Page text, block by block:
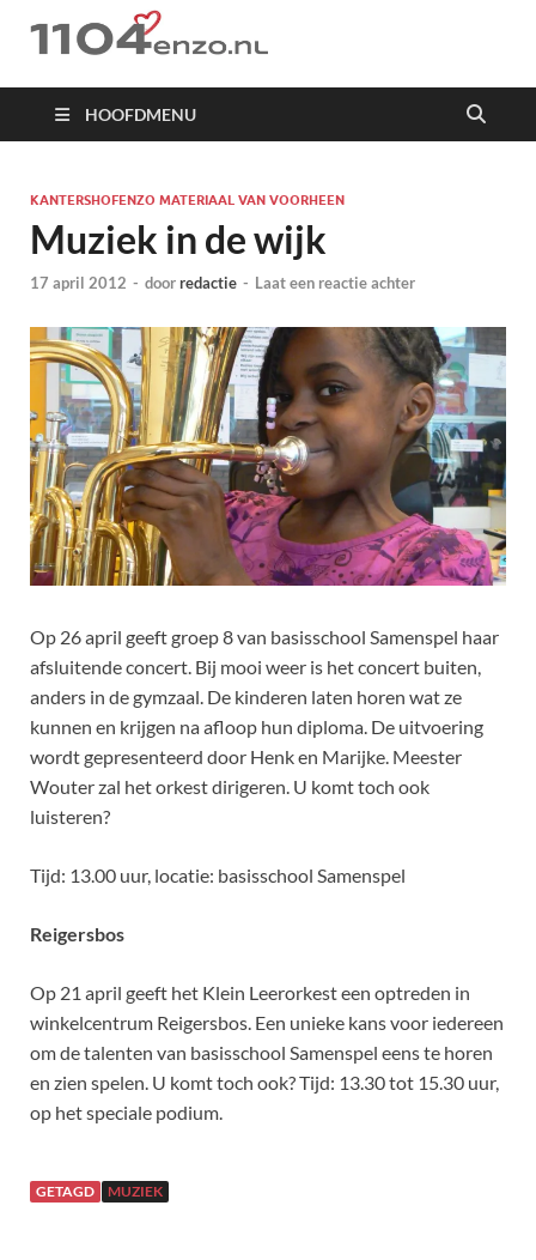
1104 en zo
HOOFDMENU
KANTERSHOFENZO MATERIAAL VAN VOORHEEN
Muziek in de wijk
17 april 2012 - doorredactie - Laat een reactie achter
Op 26 april geeft groep 8 van basisschool Samenspel haar
afsluitende concert. Bij mooi weer is het concert buiten,
anders in de gymzaal. De kinderen laten horen wat ze
kunnen en krijgen na afloop hun diploma. De uitvoering
wordt gepresenteerd door Henk en Marijke. Meester
Wouter zal het orkest dirigeren. U komt toch ook
luisteren?
Tijd: 13.00 uur, locatie: basisschool Samenspel
Reigersbos
Op 21 april geeft het Klein Leerorkest een optreden in
winkelcentrum Reigersbos. Een unieke kans voor iedereen
om de talenten van basisschool Samenspel eens te horen
en zien spelen. U komt toch ook? Tijd: 13.30 tot 15.30 uur,
op het speciale podium.
GETAGD MUZIEK